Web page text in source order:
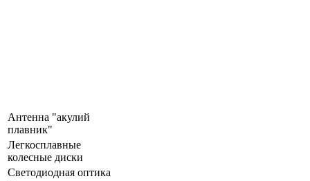
Антенна "акулий
плавник"
Легкосплавные
колесные диски
Светодиодная оптика